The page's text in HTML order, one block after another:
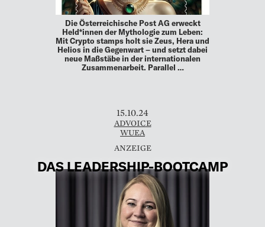
Die Österreichische Post AG erweckt
Held*innen der Mythologie zum Leben:
Mit Crypto stamps holt sie Zeus, Hera und
Helios in die Gegenwart – und setzt dabei
neue Maßstäbe in der internationalen
Zusammenarbeit. Parallel …
15.10.24
ADVOICE
WUEA
DAS LEADERSHIP-BOOTCAMP